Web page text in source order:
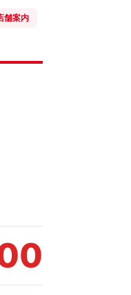
舗案内